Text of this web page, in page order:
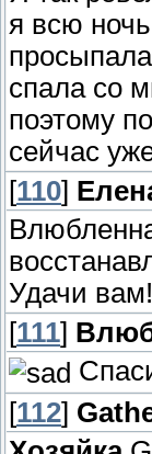
я всю
спала со
поэтому
сейчас
[110]
Удачи вам!
[111]
[112]